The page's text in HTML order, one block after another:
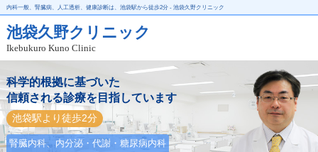
内科一般、腎臓病、人工透析、健康診断は、池袋駅から徒歩2分 - 池袋久野クリニック
池袋久野クリニック
Ikebukuro Kuno Clinic
科学的根拠に基づいた
信頼される診療を目指しています
池袋駅より徒歩2分
腎臓内科、内分泌・代謝・糖尿病内科